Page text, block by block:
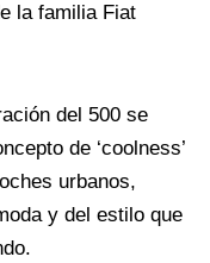
la familia Fiat
del 500 se
de ‘coolness’
urbanos,
y del estilo que